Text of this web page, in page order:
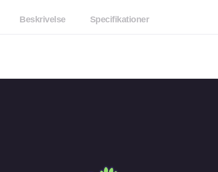
Beskrivelse Specifikationer